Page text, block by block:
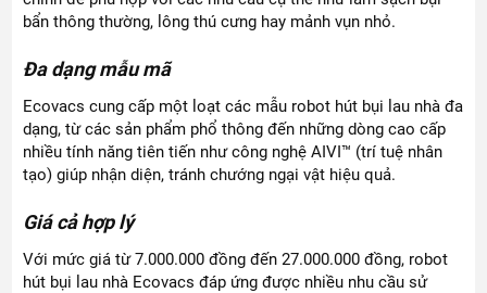
bẩn thông thường, lông thú cưng hay mảnh vụn nhỏ.
Đa dạng mẫu mã
Ecovacs cung cấp một loạt các mẫu robot hút bụi lau nhà đa
dạng, từ các sản phẩm phổ thông đến những dòng cao cấp
nhiều tính năng tiên tiến như công nghệ AIVI™ (trí tuệ nhân
tạo) giúp nhận diện, tránh chướng ngại vật hiệu quả.
Giá cả hợp lý
Với mức giá từ 7.000.000 đồng đến 27.000.000 đồng, robot
hút bụi lau nhà Ecovacs đáp ứng được nhiều nhu cầu sử